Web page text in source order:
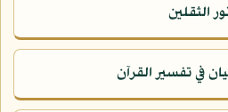
الثقلين
في تفسير القرآن